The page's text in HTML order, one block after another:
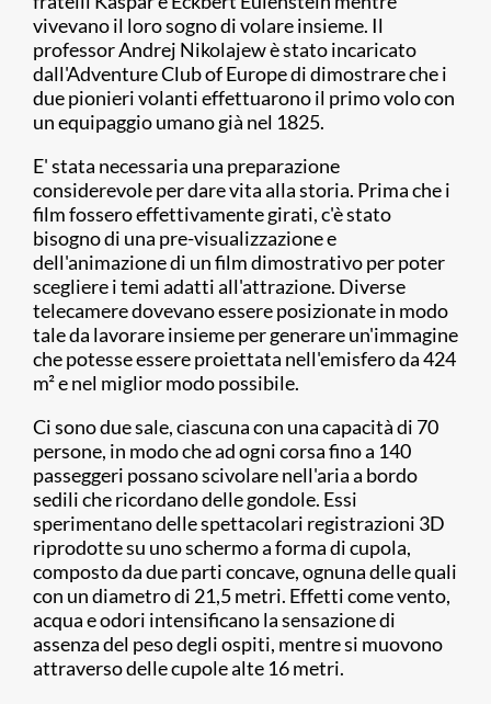
vivevano il loro sogno di volare insieme. Il
professor Andrej Nikolajew è stato incaricato
dall'Adventure Club of Europe di dimostrare che i
due pionieri volanti effettuarono il primo volo con
un equipaggio umano già nel 1825.
E' stata necessaria una preparazione
considerevole per dare vita alla storia. Prima che i
film fossero effettivamente girati, c'è stato
bisogno di una pre-visualizzazione e
dell'animazione di un film dimostrativo per poter
scegliere i temi adatti all'attrazione. Diverse
telecamere dovevano essere posizionate in modo
tale da lavorare insieme per generare un'immagine
che potesse essere proiettata nell'emisfero da 424
m² e nel miglior modo possibile.
Ci sono due sale, ciascuna con una capacità di 70
persone, in modo che ad ogni corsa fino a 140
passeggeri possano scivolare nell'aria a bordo
sedili che ricordano delle gondole. Essi
sperimentano delle spettacolari registrazioni 3D
riprodotte su uno schermo a forma di cupola,
composto da due parti concave, ognuna delle quali
con un diametro di 21,5 metri. Effetti come vento,
acqua e odori intensificano la sensazione di
assenza del peso degli ospiti, mentre si muovono
attraverso delle cupole alte 16 metri.